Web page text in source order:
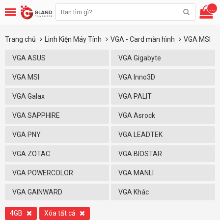
...
Trang chủ Linh Kiện Máy Tính VGA - Card màn hình VGA MSI
VGA ASUS VGA Gigabyte
VGA MSI VGA Inno3D
VGA Galax VGA PALIT
VGA SAPPHIRE VGA Asrock
VGA PNY VGA LEADTEK
VGA ZOTAC VGA BIOSTAR
VGA POWERCOLOR VGA MANLI
VGA GAINWARD VGA Khác
4GB Xóa tất cả